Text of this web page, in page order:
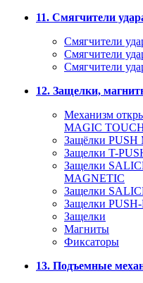
11. Смягчители
Смягчители
Смягчители
Cмягчители
12. Защелки,
Механизм
MAGIC
Защёлки
Защелки T-
Защелки
MAGNETIC
Защелки
Защелки
Защелки
Магниты
Фиксаторы
13. Подъемные